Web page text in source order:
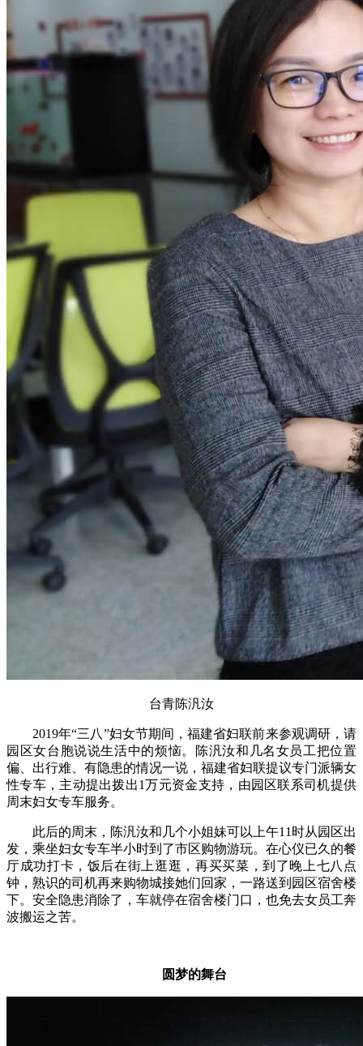
台青陈汎汝
2019年“三八”妇女节期间，福建省妇联前来参观调研，请
园区女台胞说说生活中的烦恼。陈汎汝和几名女员工把位置
偏、出行难、有隐患的情况一说，福建省妇联提议专门派辆女
性专车，主动提出拨出1万元资金支持，由园区联系司机提供
周末妇女专车服务。
此后的周末，陈汎汝和几个小姐妹可以上午11时从园区出
发，乘坐妇女专车半小时到了市区购物游玩。在心仪已久的餐
厅成功打卡，饭后在街上逛逛，再买买菜，到了晚上七八点
钟，熟识的司机再来购物城接她们回家，一路送到园区宿舍楼
下。安全隐患消除了，车就停在宿舍楼门口，也免去女员工奔
波搬运之苦。
圆梦的舞台